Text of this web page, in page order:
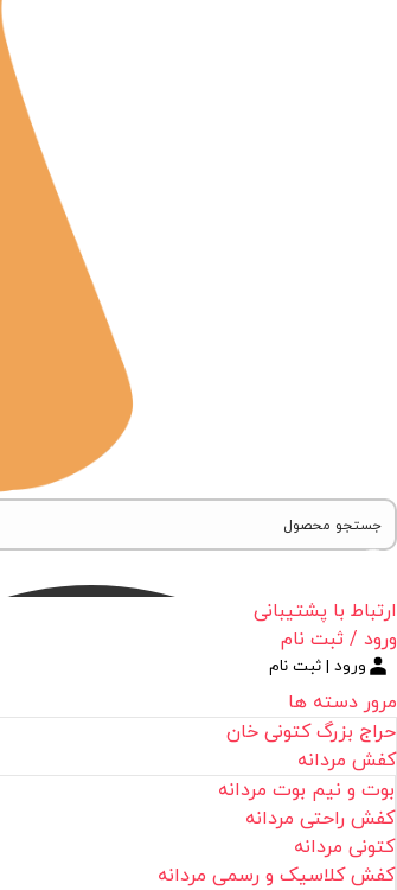
ارتباط با پشتیبانی
ورود / ثبت نام
ورود | ثبت نام
مرور دسته ها
حراج بزرگ کتونی خان
کفش مردانه
بوت و نیم بوت مردانه
کفش راحتی مردانه
کتونی مردانه
کفش کلاسیک و رسمی مردانه